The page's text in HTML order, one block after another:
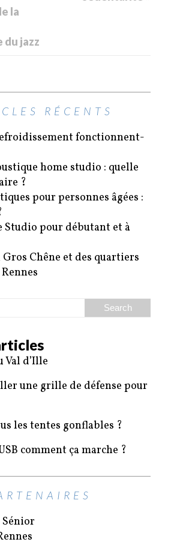
la
jazz
RÉCENTS
fonctionnent-
home studio : quelle
?
pour personnes âgées :
Studio pour débutant et à
Chêne et des quartiers
Val d’Ille
une grille de défense pour
les tentes gonflables ?
comment ça marche ?